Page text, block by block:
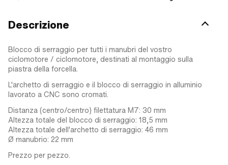
Descrizione
Blocco di serraggio per tutti i manubri del vostro
ciclomotore / ciclomotore, destinati al montaggio sulla
piastra della forcella.
L'archetto di serraggio e il blocco di serraggio in alluminio
lavorato a CNC sono cromati.
Distanza (centro/centro) filettatura M7: 30 mm
Altezza totale del blocco di serraggio: 18,5 mm
Altezza totale dell'archetto di serraggio: 46 mm
Ø manubrio: 22 mm
Prezzo per pezzo.